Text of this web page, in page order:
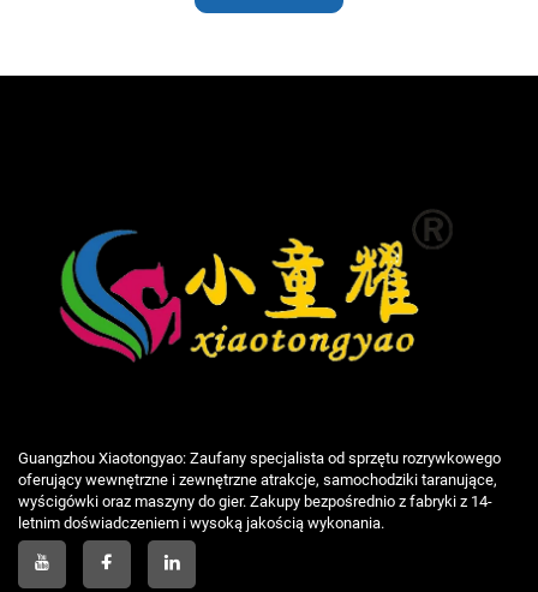
Guangzhou Xiaotongyao: Zaufany specjalista od sprzętu rozrywkowego
oferujący wewnętrzne i zewnętrzne atrakcje, samochodziki taranujące,
wyścigówki oraz maszyny do gier. Zakupy bezpośrednio z fabryki z 14-
letnim doświadczeniem i wysoką jakością wykonania.